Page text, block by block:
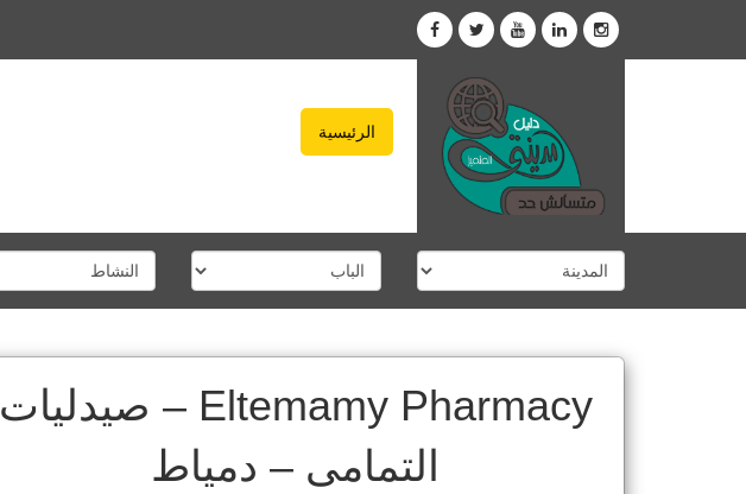
الرئيسية
Eltemamy Pharmacy – صيدليات
التمامى – دمياط